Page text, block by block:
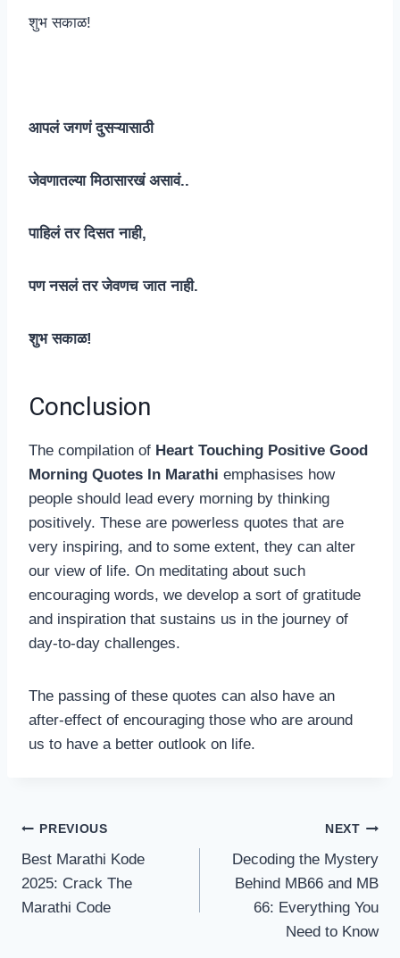
शुभ सकाळ!
आपलं जगणं दुसऱ्यासाठी
जेवणातल्या मिठासारखं असावं..
पाहिलं तर दिसत नाही,
पण नसलं तर जेवणच जात नाही.
शुभ सकाळ!
Conclusion
The compilation of Heart Touching Positive Good
Morning Quotes In Marathi emphasises how
people should lead every morning by thinking
positively. These are powerless quotes that are
very inspiring, and to some extent, they can alter
our view of life. On meditating about such
encouraging words, we develop a sort of gratitude
and inspiration that sustains us in the journey of
day-to-day challenges.
The passing of these quotes can also have an
after-effect of encouraging those who are around
us to have a better outlook on life.
Post
navigation
PREVIOUS
Best Marathi Kode
2025: Crack The
Marathi Code
NEXT
Decoding the Mystery
Behind MB66 and MB
66: Everything You
Need to Know